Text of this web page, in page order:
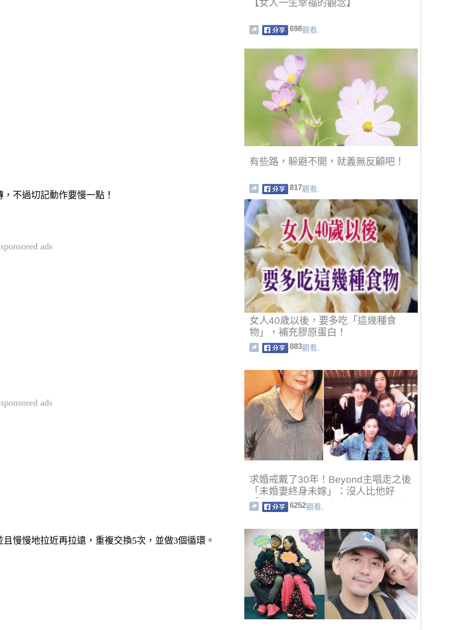
不過切記動作要慢一點！
sponsored ads
sponsored ads
慢慢地拉近再拉遠，重複交換5次，並做3個循環。
【女人一生幸福的觀念】
698觀看.
有些路，躲避不開，就義無反顧吧！
817觀看.
女人40歲以後，要多吃「這幾種食
物」，補充膠原蛋白！
883觀看.
求婚戒戴了30年！Beyond主唱走之後
「未婚妻終身未嫁」：沒人比他好
「做背後的女人」直到出殯前夕才被
公開
6252觀看.